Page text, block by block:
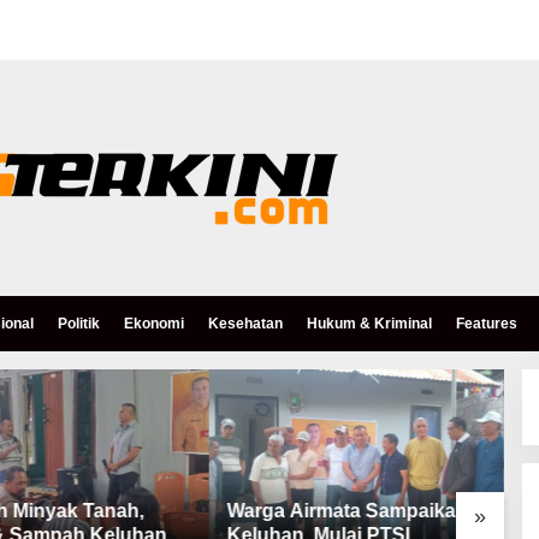
Politik Ekonomi Kesehatan Hukum & Kriminal Features
»
Minyak Tanah,
Warga Airmata Sampaikan